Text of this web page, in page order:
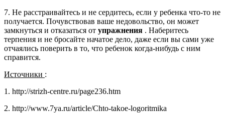
7. Не расстраивайтесь и не сердитесь, если у ребенка что-то не
получается. Почувствовав ваше недовольство, он может
замкнуться и отказаться от упражнения . Наберитесь
терпения и не бросайте начатое дело, даже если вы сами уже
отчаялись поверить в то, что ребенок когда-нибудь с ним
справится.
Источники :
1. http://strizh-centre.ru/page236.htm
2. http://www.7ya.ru/article/Chto-takoe-logoritmika